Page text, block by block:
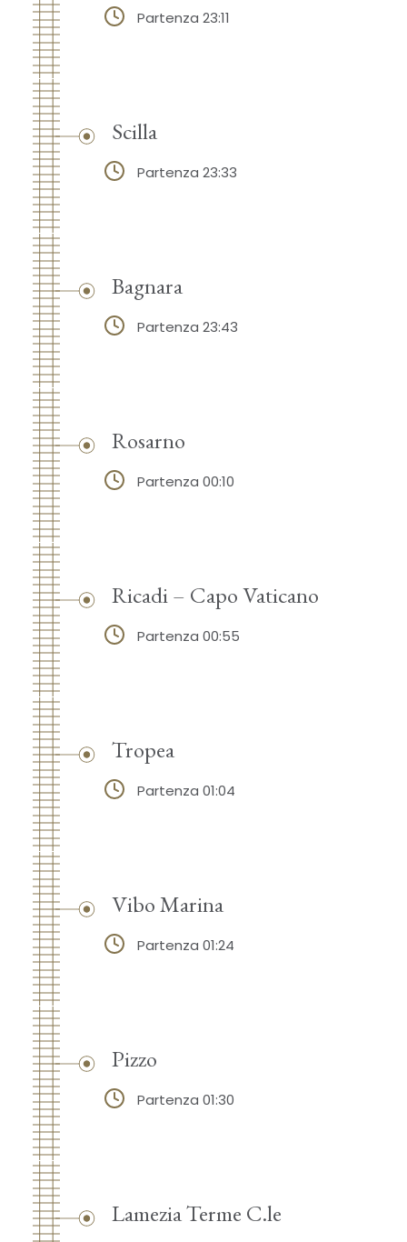
Partenza 23:11
Scilla
Partenza 23:33
Bagnara
Partenza 23:43
Rosarno
Partenza 00:10
Ricadi – Capo Vaticano
Partenza 00:55
Tropea
Partenza 01:04
Vibo Marina
Partenza 01:24
Pizzo
Partenza 01:30
Lamezia Terme C.le